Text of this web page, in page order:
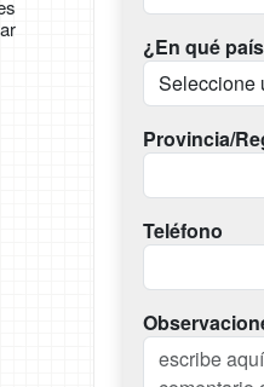
¿En qué
Provincia/
Teléfono